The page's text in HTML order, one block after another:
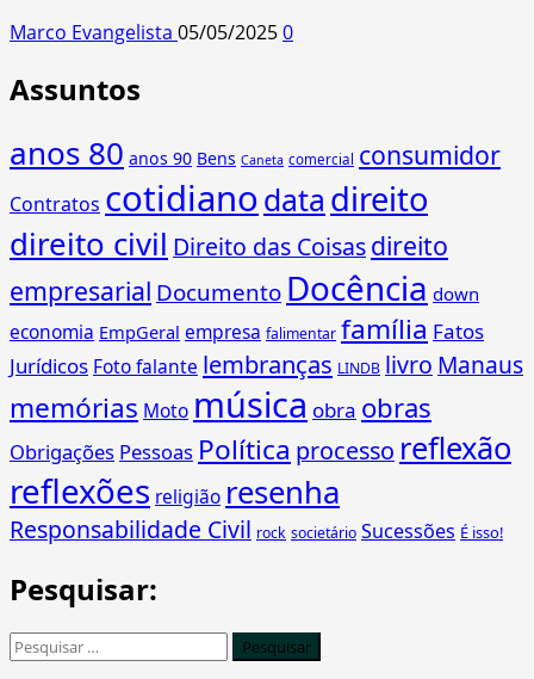
Marco Evangelista 05/05/20250
Assuntos
anos 80 anos 90 Bens Caneta comercial consumidor
Contratos cotidianodata direito
direito civil Direito das Coisasdireito
empresarial Documento Docência down
economia EmpGeral empresa falimentar família Fatos
Jurídicos Foto falante lembranças LINDB livro Manaus
memórias Moto música obra obras
Obrigações Pessoas Política processo reflexão
reflexões religião resenha
Responsabilidade Civil rock societário Sucessões É isso!
Pesquisar:
Pesquisar